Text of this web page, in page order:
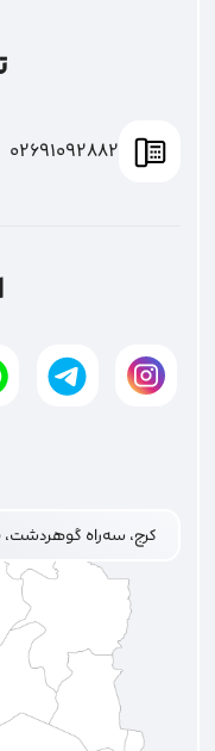
02691092882
کرج، سه‌راه گوهردشت،